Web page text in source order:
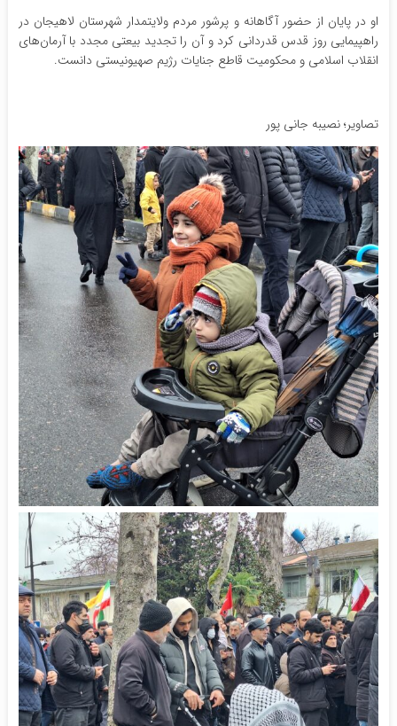
او در پایان از حضور آگاهانه و پرشور مردم ولایتمدار شهرستان لاهیجان در
راهپیمایی روز قدس قدردانی کرد و آن را تجدید بیعتی مجدد با آرمان‌های
انقلاب اسلامی و محکومیت قاطع جنایات رژیم صهیونیستی دانست.
تصاویر؛ نصیبه جانی پور